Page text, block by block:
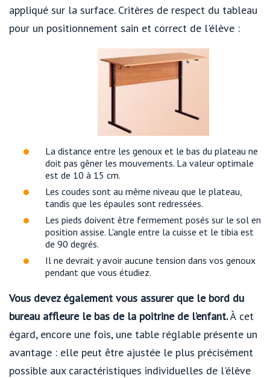
appliqué sur la surface. Critères de respect du tableau
pour un positionnement sain et correct de l'élève :
La distance entre les genoux et le bas du plateau ne
doit pas gêner les mouvements. La valeur optimale
est de 10 à 15 cm.
Les coudes sont au même niveau que le plateau,
tandis que les épaules sont redressées.
Les pieds doivent être fermement posés sur le sol en
position assise. L'angle entre la cuisse et le tibia est
de 90 degrés.
Il ne devrait y avoir aucune tension dans vos genoux
pendant que vous étudiez.
Vous devez également vous assurer que le bord du
bureau affleure le bas de la poitrine de l’enfant.À cet
égard, encore une fois, une table réglable présente un
avantage : elle peut être ajustée le plus précisément
possible aux caractéristiques individuelles de l'élève